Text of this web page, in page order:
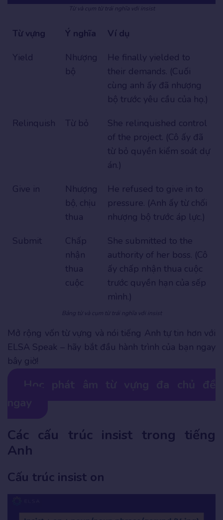
Từ và cụm từ trái nghĩa với insist
Từ vựng Ý nghĩa
Ví dụ
Yield
Nhượng
bộ
He finally yielded to
their demands. (Cuối
cùng anh ấy đã nhượng
bộ trước yêu cầu của họ.)
Relinquish
Từ bỏ
She relinquished control
of the project. (Cô ấy đã
từ bỏ quyền kiểm soát dự
án.)
Give in
Nhượng
bộ, chịu
thua
He refused to give in to
pressure. (Anh ấy từ chối
nhượng bộ trước áp lực.)
Submit
Chấp
nhận
thua
cuộc
She submitted to the
authority of her boss. (Cô
ấy chấp nhận thua cuộc
trước quyền hạn của sếp
mình.)
Bảng từ và cụm từ trái nghĩa với insist
Mở rộng vốn từ vựng và nói tiếng Anh tự tin hơn với
ELSA Speak – hãy bắt đầu hành trình của bạn ngay
bây giờ!
Các cấu trúc insist trong tiếng
Anh
Cấu trúc insist on